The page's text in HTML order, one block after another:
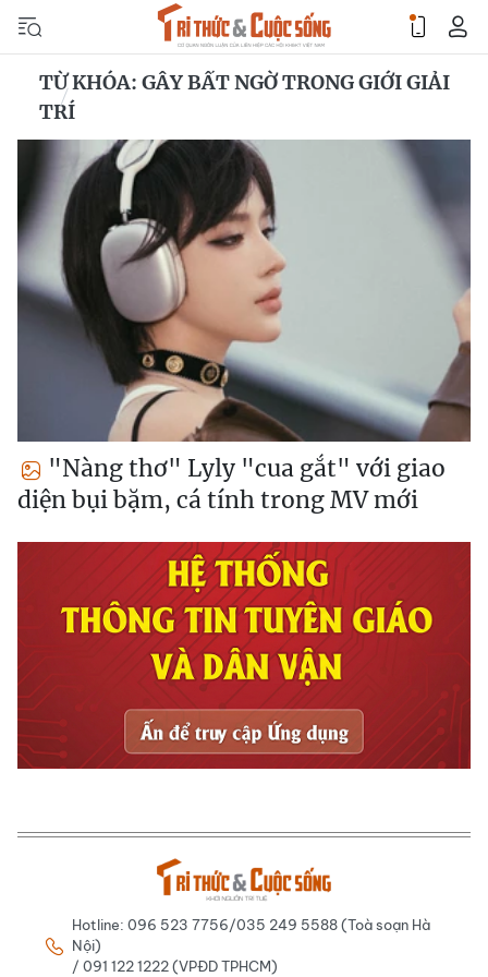
TỪ KHÓA: GÂY BẤT NGỜ TRONG GIỚI GIẢI
TRÍ
"Nàng thơ" Lyly "cua gắt" với giao
diện bụi bặm, cá tính trong MV mới
Hotline: 096 523 7756/035 249 5588 (Toà soạn Hà
Nội)
/ 091 122 1222 (VPĐD TPHCM)